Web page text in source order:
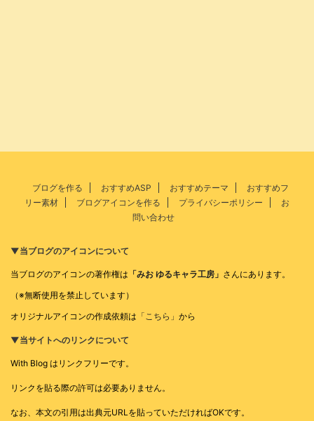
ブログを作る おすすめASP おすすめテーマ
おすすめフ
リー素材
ブログアイコンを作る プライバシーポリシー
お
問い合わせ
▼当ブログのアイコンについて
当ブログのアイコンの著作権は 「みお ゆるキャラ工房」 さんにあります。
（※無断使用を禁止しています）
オリジナルアイコンの作成依頼は 「こちら」 から
▼当サイトへのリンクについて
With Blog はリンクフリーです。
リンクを貼る際の許可は必要ありません。
なお、本文の引用は出典元URLを貼っていただければOKです。